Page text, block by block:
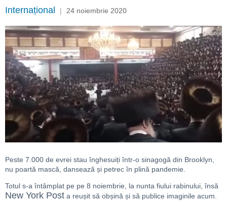
Internațional | 24 noiembrie 2020
Peste 7.000 de evrei stau înghesuiți într-o sinagogă din Brooklyn,
nu poartă mască, dansează și petrec în plină pandemie.
Totul s-a întâmplat pe pe 8 noiembrie, la nunta fiului rabinului, însă
New York Post a reușit să obșină și să publice imaginile acum.